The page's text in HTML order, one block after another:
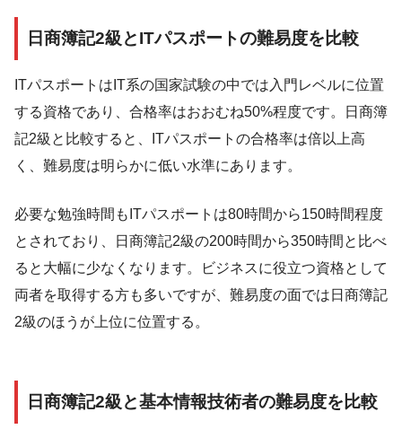
日商簿記2級とITパスポートの難易度を比較
ITパスポートはIT系の国家試験の中では入門レベルに位置
する資格であり、合格率はおおむね50%程度です。日商簿
記2級と比較すると、ITパスポートの合格率は倍以上高
く、難易度は明らかに低い水準にあります。
必要な勉強時間もITパスポートは80時間から150時間程度
とされており、日商簿記2級の200時間から350時間と比べ
ると大幅に少なくなります。ビジネスに役立つ資格として
両者を取得する方も多いですが、難易度の面では日商簿記
2級のほうが上位に位置する。
日商簿記2級と基本情報技術者の難易度を比較